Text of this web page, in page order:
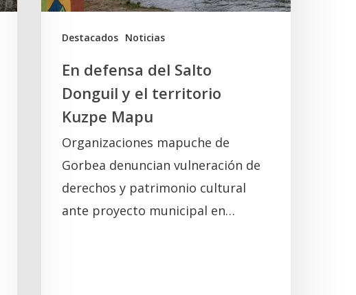
Destacados Noticias
territorio
Kuzpe
En defensa del Salto
Donguil y el territorio
Kuzpe Mapu
Organizaciones mapuche de
Gorbea denuncian vulneración de
derechos y patrimonio cultural
ante proyecto municipal en…